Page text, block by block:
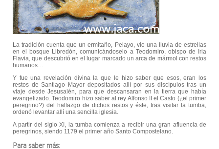
La tradición cuenta que un ermitaño, Pelayo, vio una lluvia de estrellas
en el bosque Libredón, comunicándoselo a Teodomiro, obispo de Iria
Flavia, que descubrió en el lugar marcado un arca de mármol con restos
humanos…
Y fue una revelación divina la que le hizo saber que esos, eran los
restos de Santiago Mayor depositados allí por sus discípulos tras un
viaje desde Jesusalén, para que descansaran en la tierra que había
evangelizado. Teodomiro hizo saber al rey Alfonso II el Casto (¿el primer
peregrino?) del hallazgo de dichos restos y éste, tras visitar la tumba,
ordenó levantar allí una sencilla iglesia.
A partir del siglo XI, la tumba comienza a recibir una gran afluencia de
peregrinos, siendo 1179 el primer año Santo Compostelano.
Para saber más: